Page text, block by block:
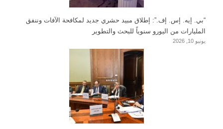
“بي. إيه. إس. إف.”: إطلاق مبيد حشري جديد لمكافحة الآفات وننفق
المليارات من اليورو سنوياً للبحث والتطوير
يونيو 10, 2026